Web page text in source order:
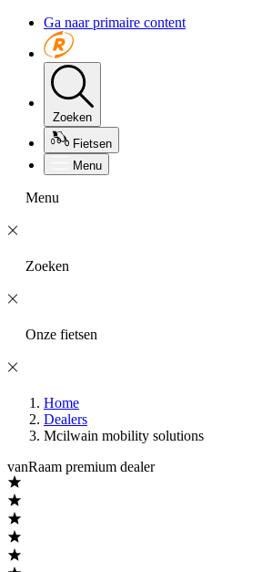
Ga naar primaire content
Zoeken
Fietsen
Menu
Menu
Zoeken
Onze fietsen
Home
Dealers
Mcilwain mobility solutions
vanRaam premium dealer